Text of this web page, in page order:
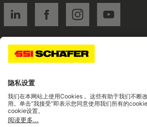
SSI linkedinSSI facebookSSI instagramSSI youtube
Navigate to home page
© 2026